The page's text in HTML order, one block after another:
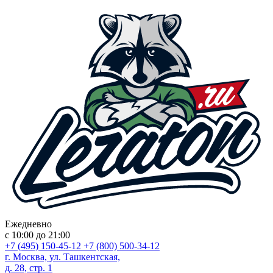
Ежедневно
с 10:00 до 21:00
+7 (495) 150-45-12 +7 (800) 500-34-12
г. Москва, ул. Ташкентская,
д. 28, стр. 1